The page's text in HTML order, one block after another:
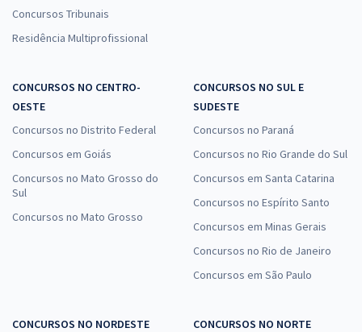
Concursos Tribunais
Residência Multiprofissional
CONCURSOS NO CENTRO-
OESTE
Concursos no Distrito Federal
Concursos em Goiás
Concursos no Mato Grosso do
Sul
Concursos no Mato Grosso
CONCURSOS NO SUL E
SUDESTE
Concursos no Paraná
Concursos no Rio Grande do Sul
Concursos em Santa Catarina
Concursos no Espírito Santo
Concursos em Minas Gerais
Concursos no Rio de Janeiro
Concursos em São Paulo
CONCURSOS NO NORDESTE
CONCURSOS NO NORTE